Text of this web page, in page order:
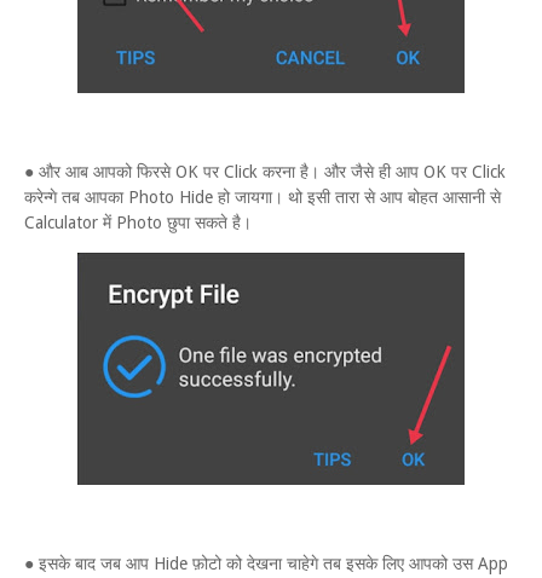
● और आब आपको फिरसे OK पर Click करना है। और जैसे ही आप OK पर Click
करेन्गे तब आपका Photo Hide हो जायगा। थो इसी तारा से आप बोहत आसानी से
Calculator में Photo छुपा सकते है।
● इसके बाद जब आप Hide फ़ोटो को देखना चाहेगे तब इसके लिए आपको उस App